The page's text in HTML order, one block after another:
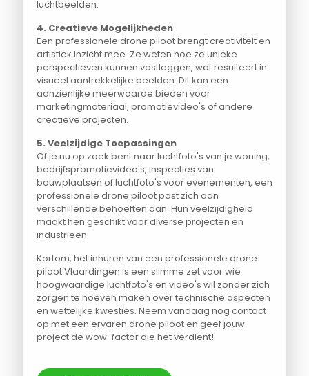
luchtbeelden.
4. Creatieve Mogelijkheden
Een professionele drone piloot brengt creativiteit en
artistiek inzicht mee. Ze weten hoe ze unieke
perspectieven kunnen vastleggen, wat resulteert in
visueel aantrekkelijke beelden. Dit kan een
aanzienlijke meerwaarde bieden voor
marketingmateriaal, promotievideo's of andere
creatieve projecten.
5. Veelzijdige Toepassingen
Of je nu op zoek bent naar luchtfoto's van je woning,
bedrijfspromotievideo's, inspecties van
bouwplaatsen of luchtfoto's voor evenementen, een
professionele drone piloot past zich aan
verschillende behoeften aan. Hun veelzijdigheid
maakt hen geschikt voor diverse projecten en
industrieën.
Kortom, het inhuren van een professionele drone
piloot Vlaardingen is een slimme zet voor wie
hoogwaardige luchtfoto's en video's wil zonder zich
zorgen te hoeven maken over technische aspecten
en wettelijke kwesties. Neem vandaag nog contact
op met een ervaren drone piloot en geef jouw
project de wow-factor die het verdient!